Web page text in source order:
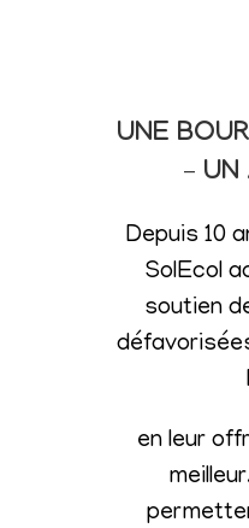
UNE
– UN
Depuis 10
SolEcol
soutien
en leur